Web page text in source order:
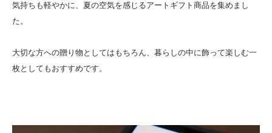
気持ちも軽やかに、夏の空気を感じるアートギフト商品を集めまし
た。
大切な方への贈り物としてはもちろん、暮らしの中に飾って楽しむ一
枚としてもおすすめです。